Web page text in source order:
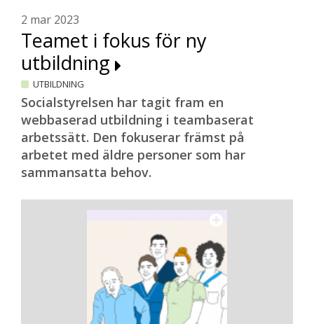
2 mar 2023
Teamet i fokus för ny
utbildning
UTBILDNING
Socialstyrelsen har tagit fram en
webbaserad utbildning i teambaserat
arbetssätt. Den fokuserar främst på
arbetet med äldre personer som har
sammansatta behov.